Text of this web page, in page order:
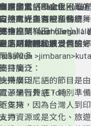
持
支持
持
店/小額支付
限制較多
持廣泛
持廣泛
電子通行費(EToll)
支持
支持
尼的風俗和文化。
習印尼語不會很困難
新加坡和汶萊，這幾個
。因此，學習印尼語
塔海灘（Pantai Kuta
周邊有許多酒吧和餐廳
金巴蘭（Jimbaran）
不可錯過的浪漫體驗。
布皇宮（Ubud）：位
方，附近還有很多傳統
神廟（Tanah Lot）：
落時欣賞壯觀景色的
自然風光與冒險活動
格拉朗梯田（
，是拍照和感受峇里
北到南的玩法：
nusa dua
目簡介：
樂學印尼語的節目是
資源學習外語，特別準
年來，因為台灣人到
人力資源或是文化、旅